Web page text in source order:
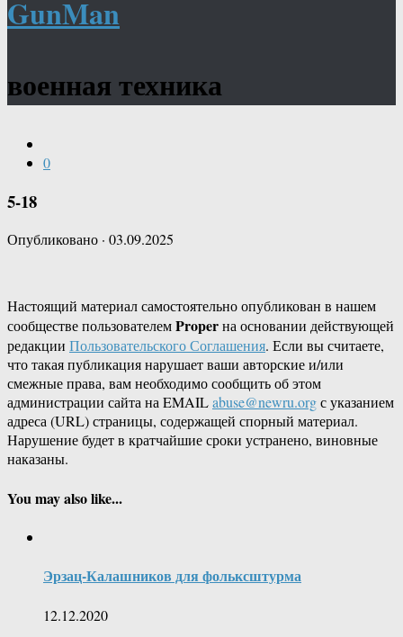
GunMan
военная техника
0
5-18
Опубликовано · 03.09.2025
Настоящий материал самостоятельно опубликован в нашем
сообществе пользователемProperна основании действующей
редакции Пользовательского Соглашения. Если вы считаете,
что такая публикация нарушает ваши авторские и/или
смежные права, вам необходимо сообщить об этом
администрации сайта на EMAILabuse@newru.orgс указанием
адреса (URL) страницы, содержащей спорный материал.
Нарушение будет в кратчайшие сроки устранено, виновные
наказаны.
You may also like...
Эрзац-Калашников для фольксштурма
12.12.2020